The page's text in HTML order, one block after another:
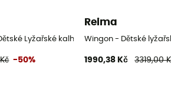
Lyžařské kalhoty
-50%
Reima
Wingon - Dětské
1990,38 Kč 3319,00